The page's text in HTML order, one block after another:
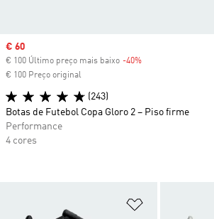
Sale price
€ 60
€ 100 Último preço mais baixo -40%
€ 100 Preço original
(243)
Botas de Futebol Copa Gloro 2 – Piso firme
Performance
4 cores